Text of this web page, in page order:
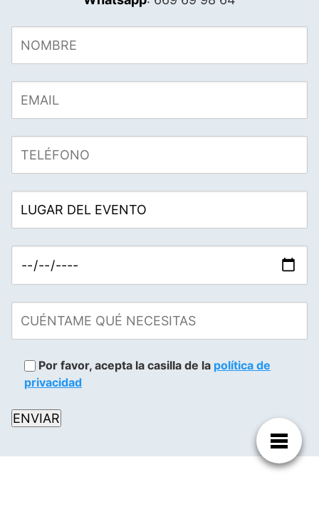
Por favor, acepta la casilla de la política de
privacidad